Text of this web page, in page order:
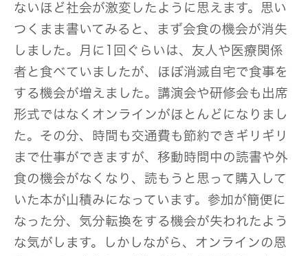
ないほど社会が激変したように思えます。思い
つくまま書いてみると、まず会食の機会が消失
しました。月に1回ぐらいは、友人や医療関係
者と食べていましたが、ほぼ消滅自宅で食事を
する機会が増えました。講演会や研修会も出席
形式ではなくオンラインがほとんどになりまし
た。その分、時間も交通費も節約できギリギリ
まで仕事ができますが、移動時間中の読書や外
食の機会がなくなり、読もうと思って購入して
いた本が山積みになっています。参加が簡便に
なった分、気分転換をする機会が失われたよう
な気がします。しかしながら、オンラインの恩